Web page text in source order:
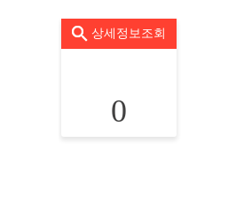
상세정보조회
0